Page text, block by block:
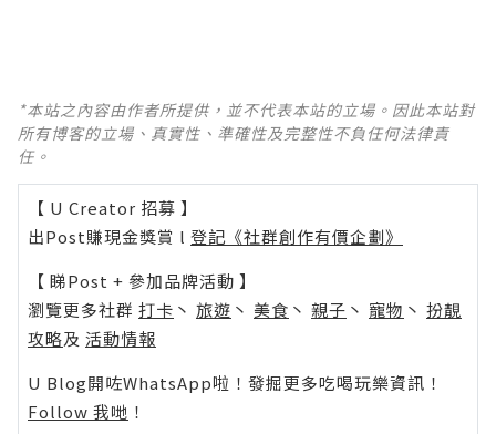
*本站之內容由作者所提供，並不代表本站的立場。因此本站對
所有博客的立場、真實性、準確性及完整性不負任何法律責
任。
【 U Creator 招募 】
出Post賺現金獎賞 l 登記《社群創作有價企劃》
【 睇Post + 參加品牌活動 】
瀏覽更多社群 打卡 丶 旅遊 丶 美食 丶 親子 丶 寵物 丶 扮靚
攻略及 活動情報
U Blog開咗WhatsApp啦！發掘更多吃喝玩樂資訊！
Follow 我哋 ！